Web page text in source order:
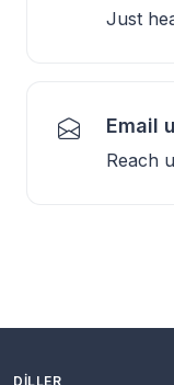
Just
Email
Reach
DILLER